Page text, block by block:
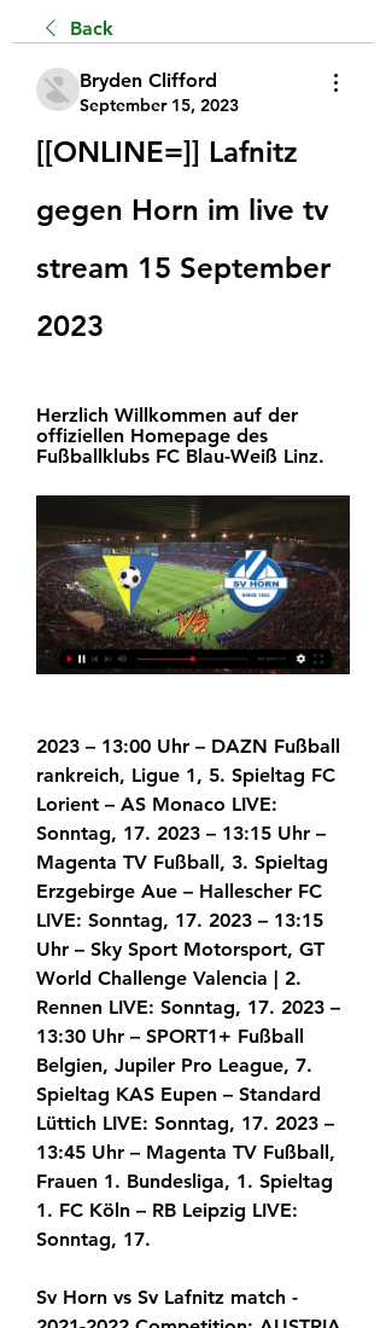
Back
Bryden Clifford
September 15, 2023
[[ONLINE=]] Lafnitz
gegen Horn im live tv
stream 15 September
2023
Herzlich Willkommen auf der
offiziellen Homepage des
Fußballklubs FC Blau-Weiß Linz.
2023 – 13:00 Uhr – DAZN Fußball
rankreich, Ligue 1, 5. Spieltag FC
Lorient – AS Monaco LIVE:
Sonntag, 17. 2023 – 13:15 Uhr –
Magenta TV Fußball, 3. Spieltag
Erzgebirge Aue – Hallescher FC
LIVE: Sonntag, 17. 2023 – 13:15
Uhr – Sky Sport Motorsport, GT
World Challenge Valencia | 2.
Rennen LIVE: Sonntag, 17. 2023 –
13:30 Uhr – SPORT1+ Fußball
Belgien, Jupiler Pro League, 7.
Spieltag KAS Eupen – Standard
Lüttich LIVE: Sonntag, 17. 2023 –
13:45 Uhr – Magenta TV Fußball,
Frauen 1. Bundesliga, 1. Spieltag
1. FC Köln – RB Leipzig LIVE:
Sonntag, 17.
Sv Horn vs Sv Lafnitz match -